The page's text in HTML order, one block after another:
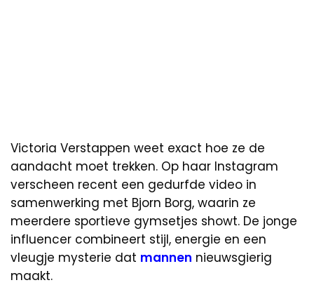
Victoria Verstappen weet exact hoe ze de
aandacht moet trekken. Op haar Instagram
verscheen recent een gedurfde video in
samenwerking met Bjorn Borg, waarin ze
meerdere sportieve gymsetjes showt. De jonge
influencer combineert stijl, energie en een
vleugje mysterie dat mannen nieuwsgierig
maakt.